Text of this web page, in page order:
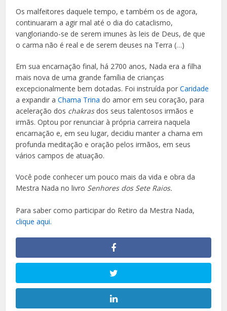
Os malfeitores daquele tempo, e também os de agora,
continuaram a agir mal até o dia do cataclismo,
vangloriando-se de serem imunes às leis de Deus, de que
o carma não é real e de serem deuses na Terra (…)
Em sua encarnação final, há 2700 anos, Nada era a filha
mais nova de uma grande família de crianças
excepcionalmente bem dotadas. Foi instruída porCaridade
a expandir aChama Trina do amor em seu coração, para
aceleração dos chakrasdos seus talentosos irmãos e
irmãs. Optou por renunciar à própria carreira naquela
encarnação e, em seu lugar, decidiu manter a chama em
profunda meditação e oração pelos irmãos, em seus
vários campos de atuação.
Você pode conhecer um pouco mais da vida e obra da
Mestra Nada no livro Senhores dos Sete Raios.
Para saber como participar do Retiro da Mestra Nada,
clique aqui.